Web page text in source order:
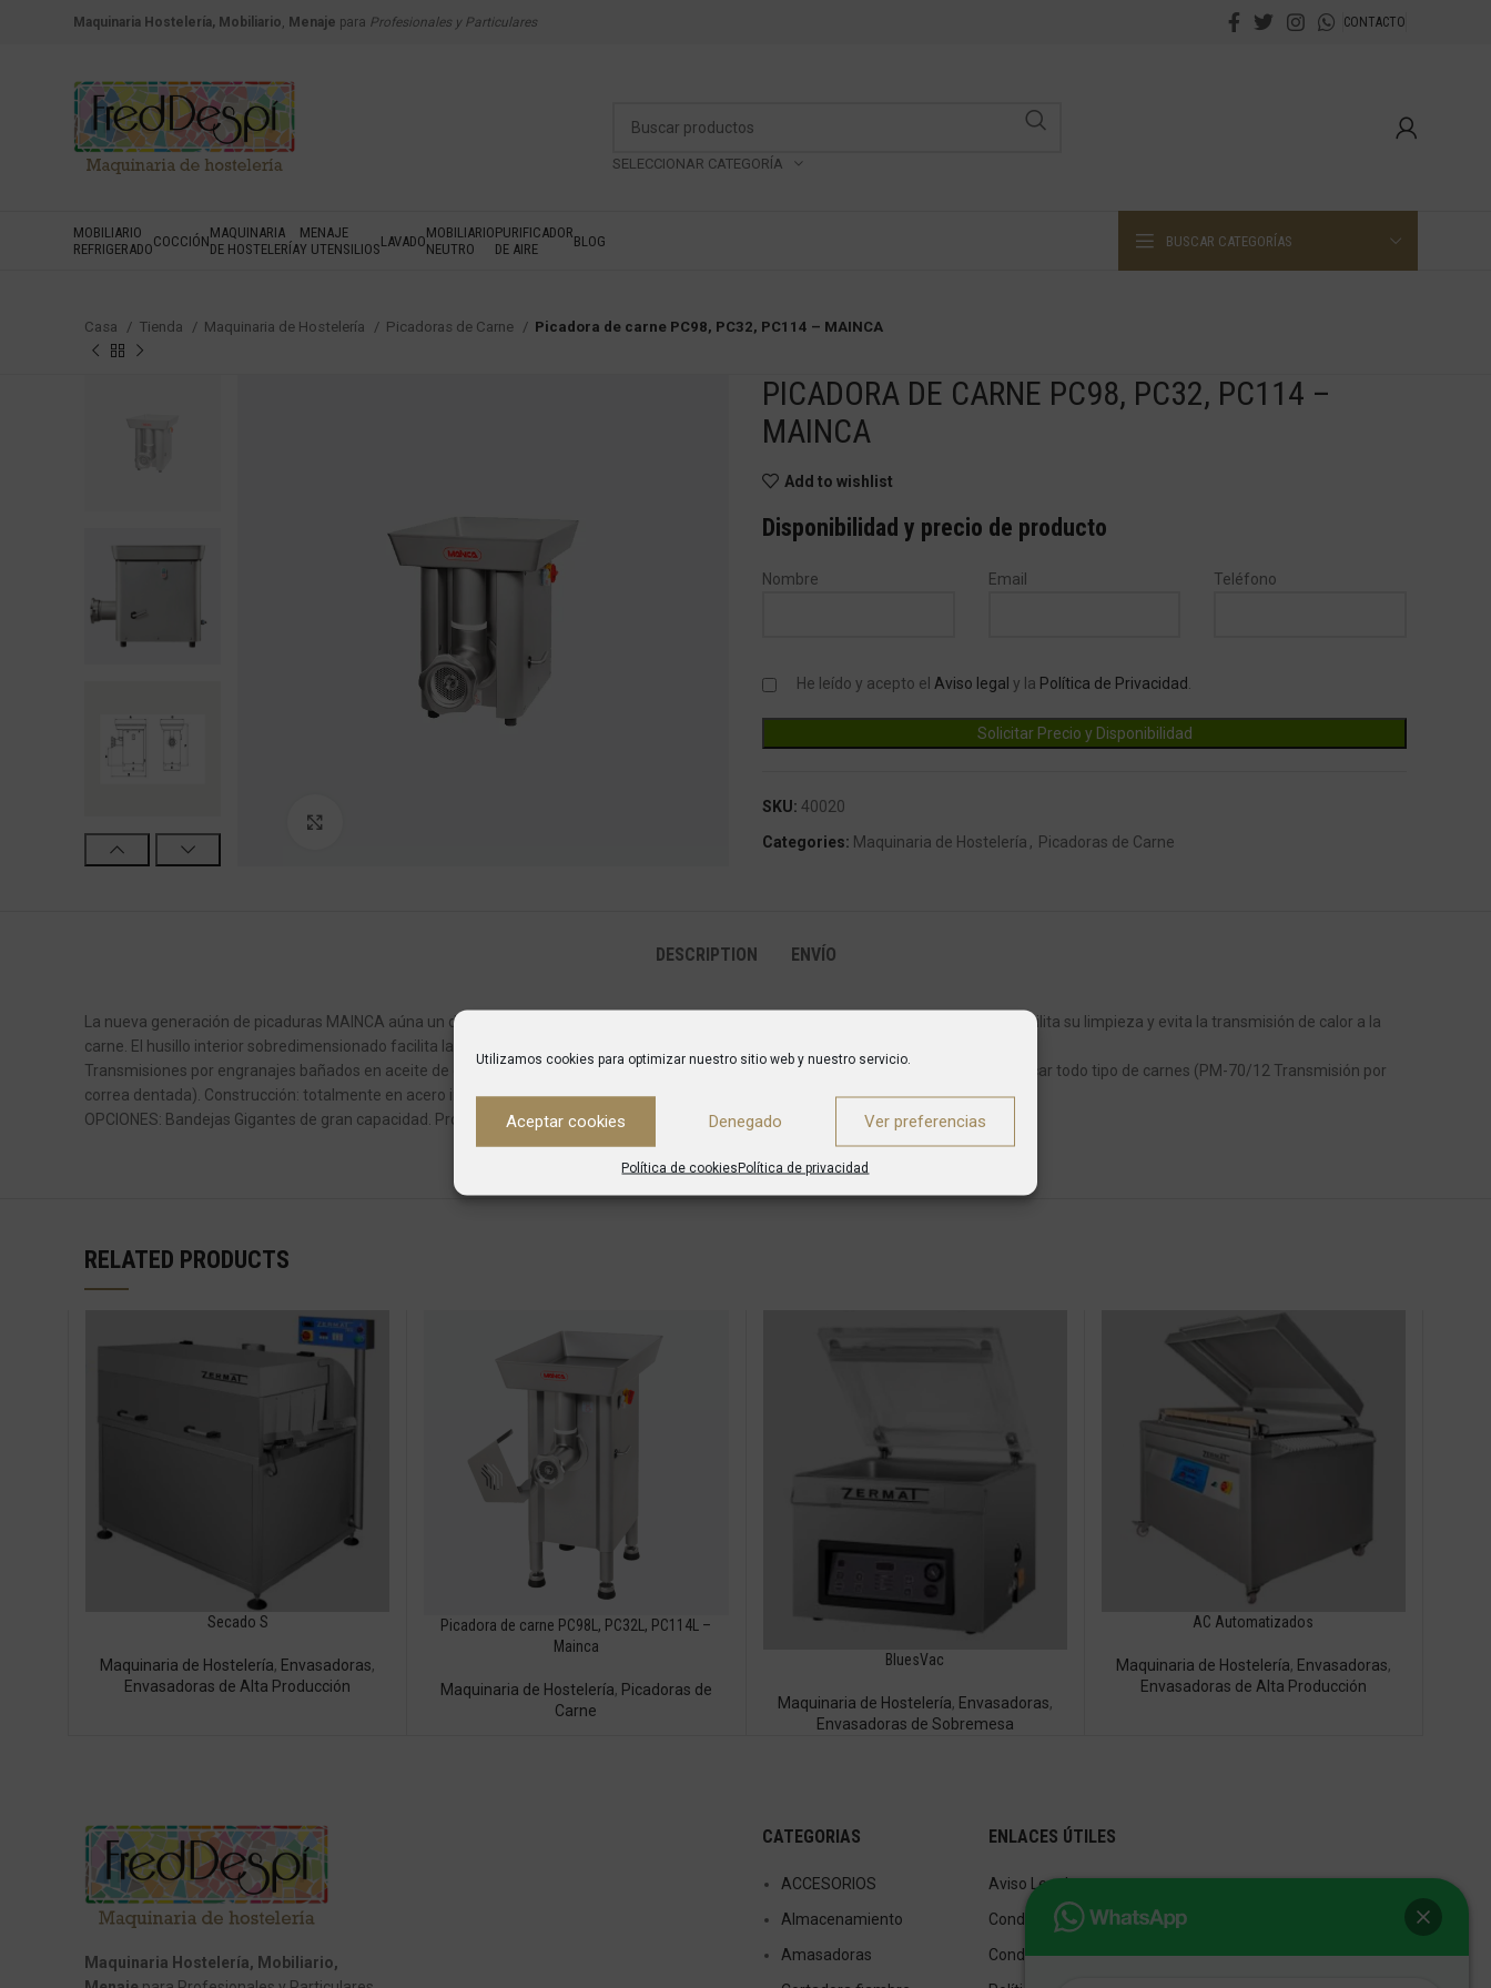
Utilizamos cookies para optimizar nuestro sitio web y nuestro servicio.
Aceptar cookies Denegado Ver preferencias
Política de cookiesPolítica de privacidad
Maquinaria Hostelería, Mobiliario, Menaje para Profesionales y Particulares CONTACTO
SELECCIONAR CATEGORÍA
MOBILIARIO
REFRIGERADOCOCCIÓNMAQUINARIA
DE HOSTELERÍA
MENAJE
Y UTENSILIOSLAVADOMOBILIARIO
NEUTRO
PURIFICADOR
DE AIRE
BLOG BUSCAR CATEGORÍAS
Casa Tienda Maquinaria de Hostelería Picadoras de Carne Picadora de carne PC98, PC32, PC114 – MAINCA
PICADORA DE CARNE PC98, PC32, PC114 –
MAINCA
Add to wishlist
Disponibilidad y precio de producto
Nombre Email Teléfono
He leído y acepto el Aviso legal y la Política de Privacidad
SKU: 40020
Categories: Maquinaria de Hostelería , Picadoras de Carne
DESCRIPTION ENVÍO
La nueva generación de picaduras MAINCA aúna un diseño único e innovador con prestaciones sorprendentes. El grupo boca exterior facilita su limpieza y evita la transmisión de calor a la
carne. El husillo interior sobredimensionado facilita la alimentación de la carne y aumenta el rendimiento del picado.
Transmisiones por engranajes bañados en aceite de gran robustez y potentes motores con gran capacidad de sobrecarga aptos para picar todo tipo de carnes (PM-70/12 Transmisión por
correa dentada). Construcción: totalmente en acero inox (PC-82A/PC-22A: boca en aluminio).
OPCIONES: Bandejas Gigantes de gran capacidad. Protector placas (para placas con agujeros de k 8mm).
RELATED PRODUCTS
Secado S
Maquinaria de Hostelería, Envasadoras,
Envasadoras de Alta Producción
Picadora de carne PC98L, PC32L, PC114L –
Mainca
Maquinaria de Hostelería, Picadoras de
Carne
BluesVac
Maquinaria de Hostelería, Envasadoras,
Envasadoras de Sobremesa
AC Automatizados
Maquinaria de Hostelería, Envasadoras,
Envasadoras de Alta Producción
Maquinaria Hostelería, Mobiliario,
CATEGORIAS
ACCESORIOS
Almacenamiento
Amasadoras
ENLACES ÚTILES
Aviso Legal
Condiciones de Venta
Condiciones de Uso